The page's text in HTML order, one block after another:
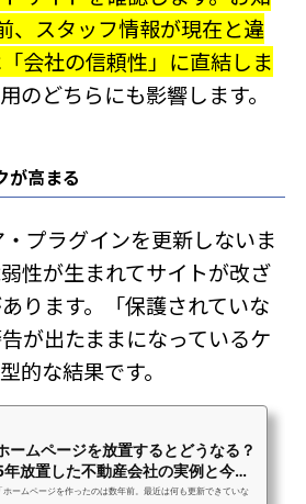
、スタッフ情報が現在と違
会社の信頼性」に直結しま
のどちらにも影響します。
が高まる
プラグインを更新しないま
性が生まれてサイトが改ざ
ります。「保護されていな
が出たままになっているケ
的な結果です。
ームページを放置するとどうなる？
年放置した不動産会社の実例と今す
ぐできる対策
「ホームページを作ったのは数年前。最近は何も更新できていな